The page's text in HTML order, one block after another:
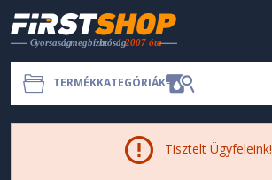
TERMÉKKATEGÓRIÁK
Tisztelt Ügyfeleink!